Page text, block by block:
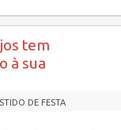
tem
à sua
DE FESTA